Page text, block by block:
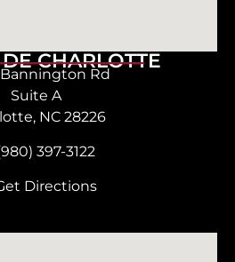
CHARLOTTE
Rd
Suite A
NC 28226
397-3122
Directions